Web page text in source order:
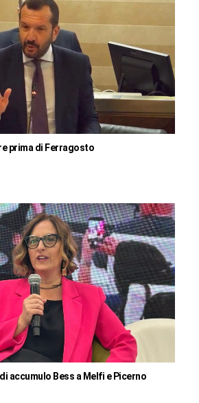
prima di Ferragosto
accumulo Bess a Melfi e Picerno